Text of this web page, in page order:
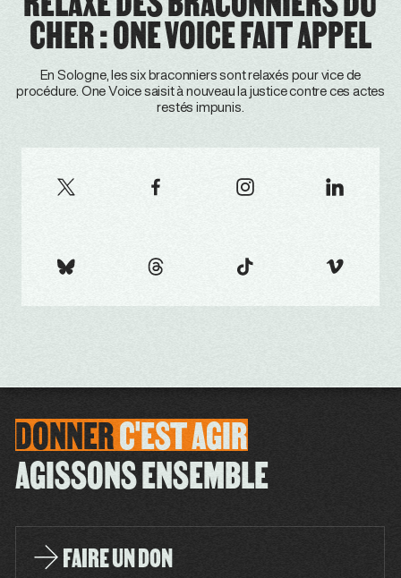
CHER : ONE VOICE FAIT APPEL
En Sologne, les six braconniers sont relaxés pour vice de
procédure. One Voice saisit à nouveau la justice contre ces actes
restés impunis.
DONNERC'ESTAGIR
AGISSONS ENSEMBLE
FAIRE UN DON